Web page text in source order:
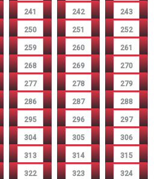
241 242 243
250 251 252
259 260 261
268 269 270
277 278 279
286 287 288
295 296 297
304 305 306
313 314 315
322 323 324